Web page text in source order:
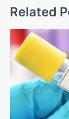
Related